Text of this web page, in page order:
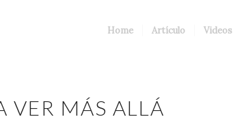
Home Artículo Videos
VER MÁS ALLÁ